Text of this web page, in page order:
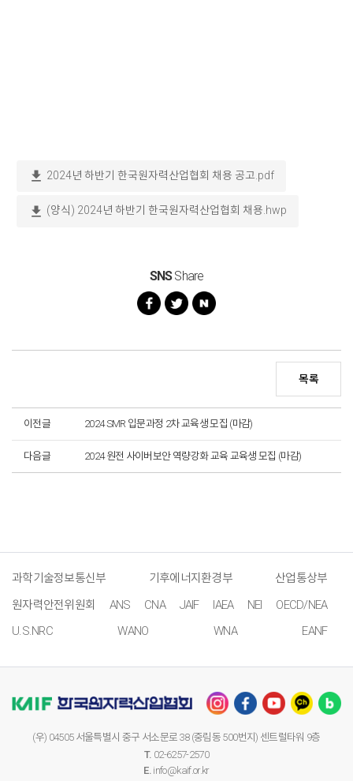
download 2024년 하반기 한국원자력산업협회 채용 공고.pdf
download (양식) 2024년 하반기 한국원자력산업협회 채용.hwp
SNSShare
목록
이전글 2024 SMR 입문과정 2차 교육생 모집 (마감)
다음글 2024 원전 사이버보안 역량강화 교육 교육생 모집 (마감)
과학기술정보통신부 기후에너지환경부
산업통상부
원자력안전위원회
ANS CNA JAIF IAEA NEI
OECD/NEA
U.S.NRC
WANO WNA EANF
(우) 04505 서울특별시 중구 서소문로 38 (중림동 500번지) 센트럴타워 9층
T. 02-6257-2570
E. info@kaif.or.kr